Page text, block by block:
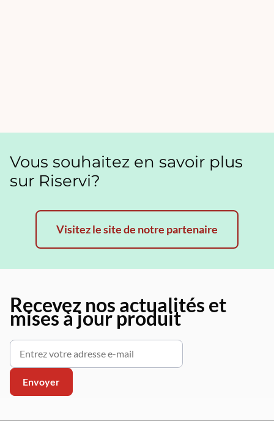
Vous souhaitez en savoir plus
sur Riservi?
Visitez le site de notre partenaire
Recevez nos actualités et
mises à jour produit